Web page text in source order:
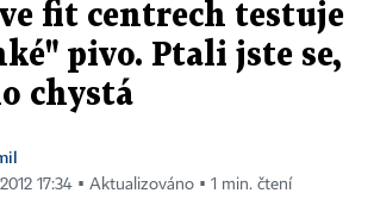
fit centrech testuje
pivo. Ptali jste se,
chystá
17:34 ▪ Aktualizováno ▪ 1 min. čtení